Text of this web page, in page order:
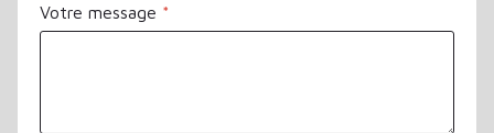
Votre message *